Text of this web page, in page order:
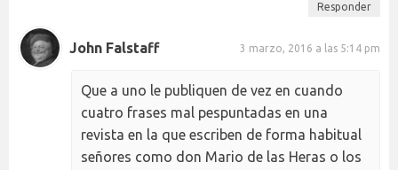
Responder
John Falstaff 3 marzo, 2016 a las 5:14 pm
Que a uno le publiquen de vez en cuando
cuatro frases mal pespuntadas en una
revista en la que escriben de forma habitual
señores como don Mario de las Heras o los